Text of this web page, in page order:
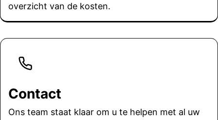
overzicht van de kosten.
Contact
Ons team staat klaar om u te helpen met al uw